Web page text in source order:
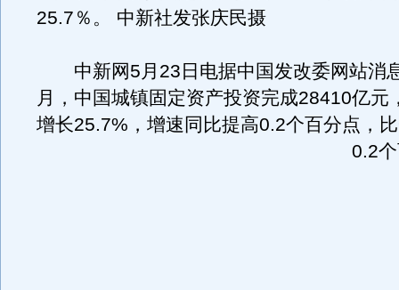
25.7％。 中新社发张庆民摄
中新网5月23日电据中国发改委网站消
月，中国城镇固定资产投资完成28410亿元
增长25.7%，增速同比提高0.2个百分点，
0.2